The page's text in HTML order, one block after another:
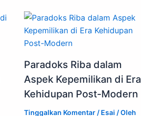
Paradoks Riba dalam
Aspek Kepemilikan di Era
Kehidupan Post-Modern
Tinggalkan Komentar / Esai / Oleh